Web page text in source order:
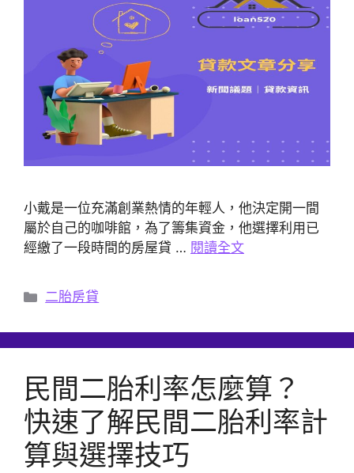
小戴是一位充滿創業熱情的年輕人，他決定開一間
屬於自己的咖啡館，為了籌集資金，他選擇利用已
經繳了一段時間的房屋貸 … 閱讀全文
分
二胎房貸
民間二胎利率怎麼算？
快速了解民間二胎利率計
算與選擇技巧